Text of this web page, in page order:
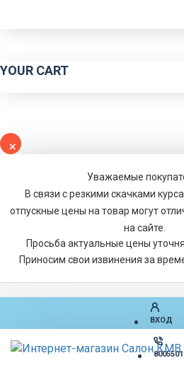
YOUR CART
Уважаемые
В связи с резкими скачками
отпускные цены на товар могут
на сайте.
Просьба актуальные цены
Приносим свои извинения за
ВХОД